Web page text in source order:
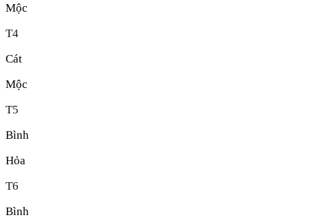
Mộc
T4
Cát
Mộc
T5
Bình
Hỏa
T6
Bình